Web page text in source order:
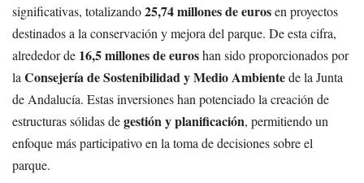
significativas, totalizando25,74 millones de eurosen proyectos
destinados a la conservación y mejora del parque. De esta cifra,
alrededor de 16,5 millones de euroshan sido proporcionados por
la Consejería de Sostenibilidad y Medio Ambientede la Junta
de Andalucía. Estas inversiones han potenciado la creación de
estructuras sólidas degestión y planificación, permitiendo un
enfoque más participativo en la toma de decisiones sobre el
parque.